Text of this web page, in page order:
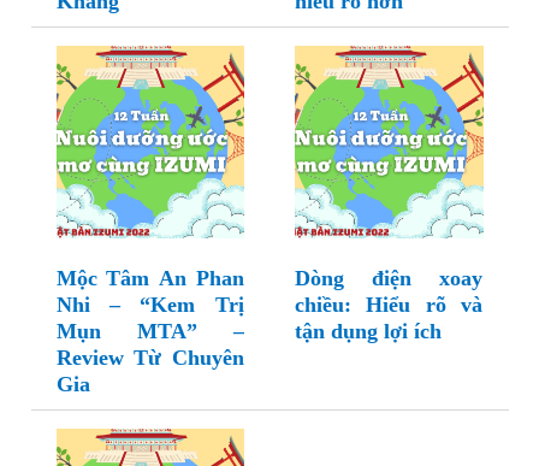
Mộc Tâm An Phan
Nhi – “Kem Trị
Mụn MTA” –
Review Từ Chuyên
Gia
Dòng điện xoay
chiều: Hiểu rõ và
tận dụng lợi ích